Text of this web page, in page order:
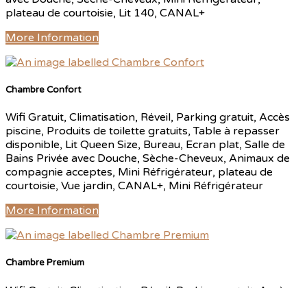
plateau de courtoisie, Lit 140, CANAL+
More Information
Chambre Confort
Wifi Gratuit, Climatisation, Réveil, Parking gratuit, Accès
piscine, Produits de toilette gratuits, Table à repasser
disponible, Lit Queen Size, Bureau, Ecran plat, Salle de
Bains Privée avec Douche, Sèche-Cheveux, Animaux de
compagnie acceptes, Mini Réfrigérateur, plateau de
courtoisie, Vue jardin, CANAL+, Mini Réfrigérateur
More Information
Chambre Premium